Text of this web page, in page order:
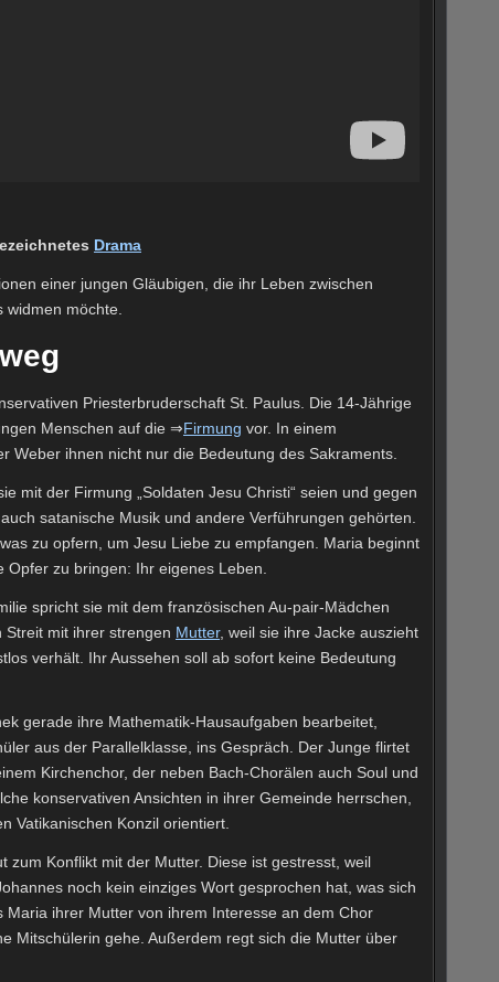
Drama
einer jungen Gläubigen, die ihr Leben zwischen
möchte.
Priesterbruderschaft St. Paulus. Die 14-Jährige
Menschen auf die ⇒Firmung vor. In einem
Weber ihnen nicht nur die Bedeutung des Sakraments.
mit der Firmung „Soldaten Jesu Christi“ seien und gegen
satanische Musik und andere Verführungen gehörten.
zu opfern, um Jesu Liebe zu empfangen. Maria beginnt
zu bringen: Ihr eigenes Leben.
spricht sie mit dem französischen Au-pair-Mädchen
Streit mit ihrer strengen Mutter, weil sie ihre Jacke auszieht
verhält. Ihr Aussehen soll ab sofort keine Bedeutung
gerade ihre Mathematik-Hausaufgaben bearbeitet,
aus der Parallelklasse, ins Gespräch. Der Junge flirtet
Kirchenchor, der neben Bach-Chorälen auch Soul und
konservativen Ansichten in ihrer Gemeinde herrschen,
Vatikanischen Konzil orientiert.
zum Konflikt mit der Mutter. Diese ist gestresst, weil
noch kein einziges Wort gesprochen hat, was sich
Maria ihrer Mutter von ihrem Interesse an dem Chor
Mitschülerin gehe. Außerdem regt sich die Mutter über